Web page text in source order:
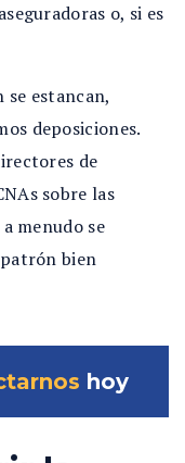
o, si es
se estancan,
deposiciones.
de
sobre las
menudo se
bien
hoy